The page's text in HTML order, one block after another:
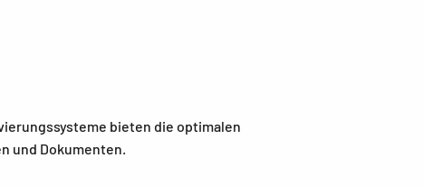
bieten die optimalen
und Dokumenten.